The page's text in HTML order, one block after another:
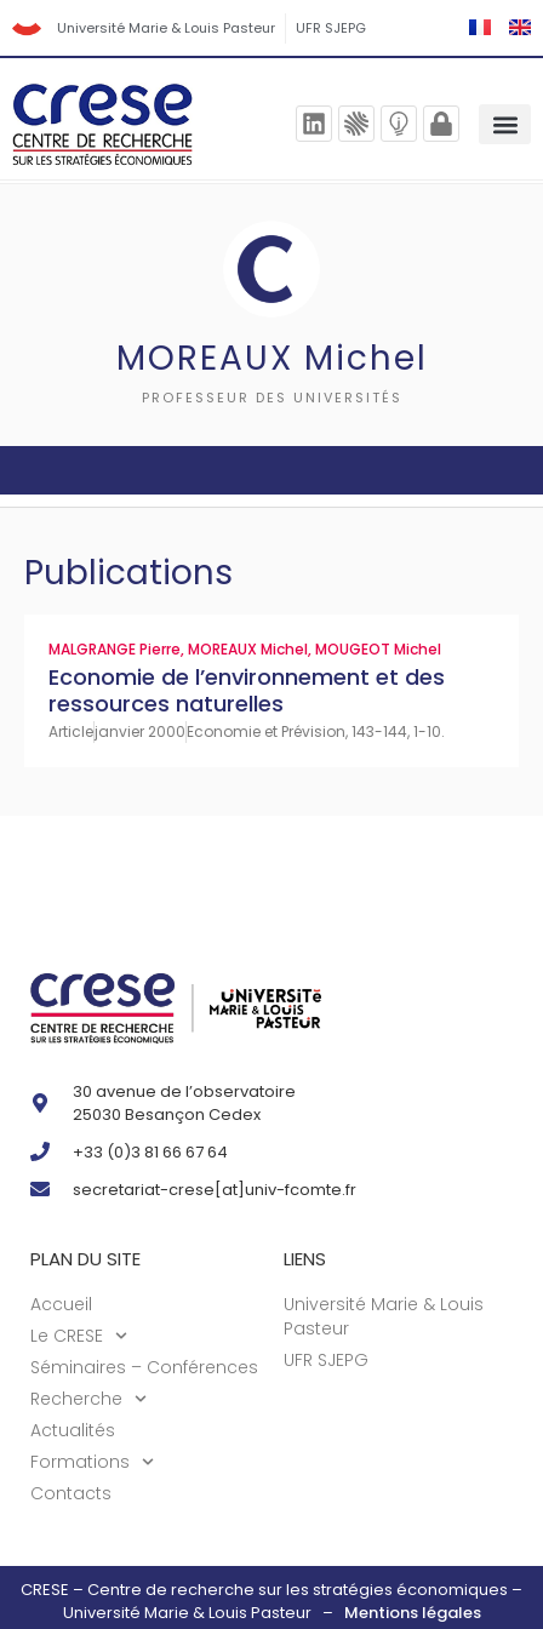
Université Marie & Louis Pasteur UFR SJEPG
MOREAUX Michel
PROFESSEUR DES UNIVERSITÉS
Publications
MALGRANGE Pierre,MOREAUX Michel,MOUGEOT Michel
Economie de l’environnement et des
ressources naturelles
Articlejanvier 2000Economie et Prévision, 143-144, 1-10.
30 avenue de l’observatoire
25030 Besançon Cedex
+33 (0)3 81 66 67 64
secretariat-crese[at]univ-fcomte.fr
PLAN DU SITE
Accueil
Le CRESE
Séminaires – Conférences
Recherche
Actualités
Formations
Contacts
LIENS
Université Marie & Louis
Pasteur
UFR SJEPG
CRESE – Centre de recherche sur les stratégies économiques –
Université Marie & Louis Pasteur – Mentions légales